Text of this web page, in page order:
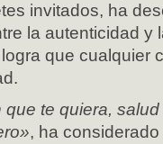
invitados, ha
la autenticidad y
que cualquier
te quiera,
, ha